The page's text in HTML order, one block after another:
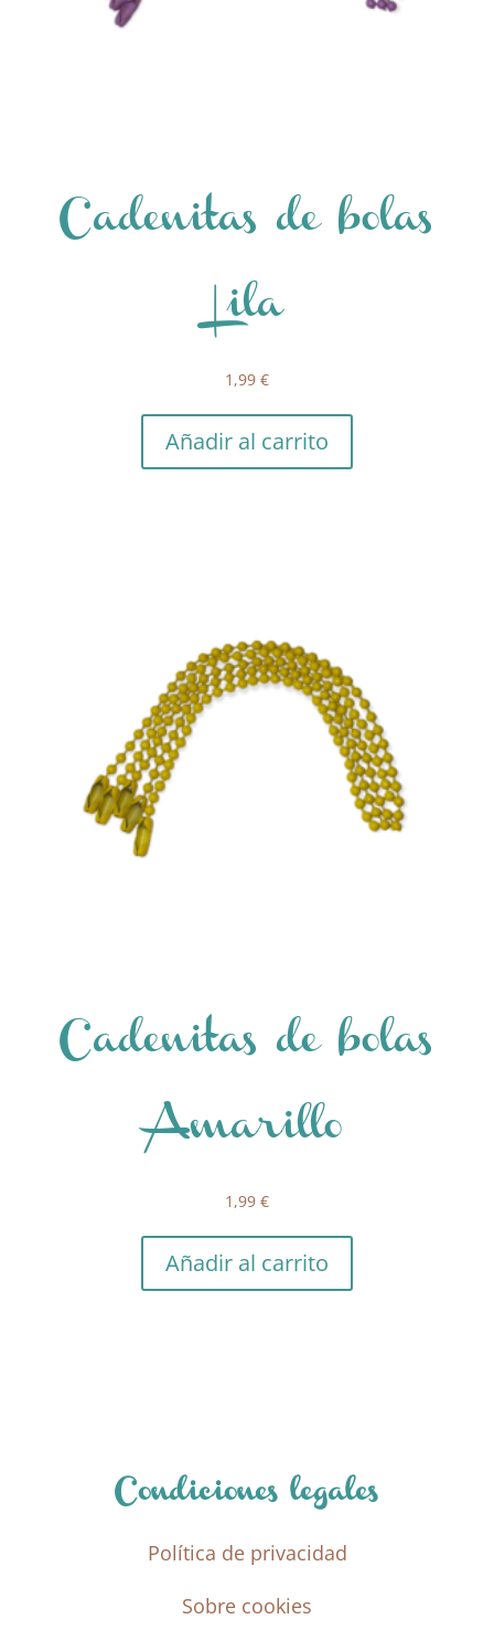
Cadenitas de bolas
Lila
1,99 €
Añadir al carrito
Cadenitas de bolas
Amarillo
1,99 €
Añadir al carrito
Condiciones legales
Política de privacidad
Sobre cookies